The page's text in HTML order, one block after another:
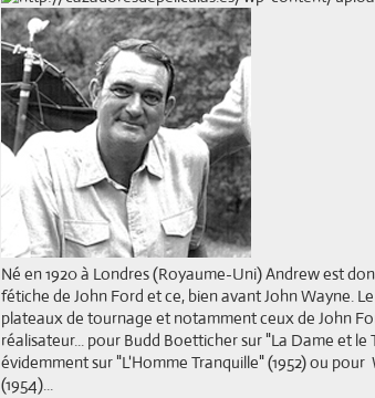
Né en 1920 à Londres (Royaume-Uni) Andrew est
fétiche de John Ford et ce, bien avant John Wayne.
plateaux de tournage et notamment ceux de John
réalisateur... pour Budd Boetticher sur "La Dame et le
évidemment sur "L'Homme Tranquille" (1952) ou
(1954)...